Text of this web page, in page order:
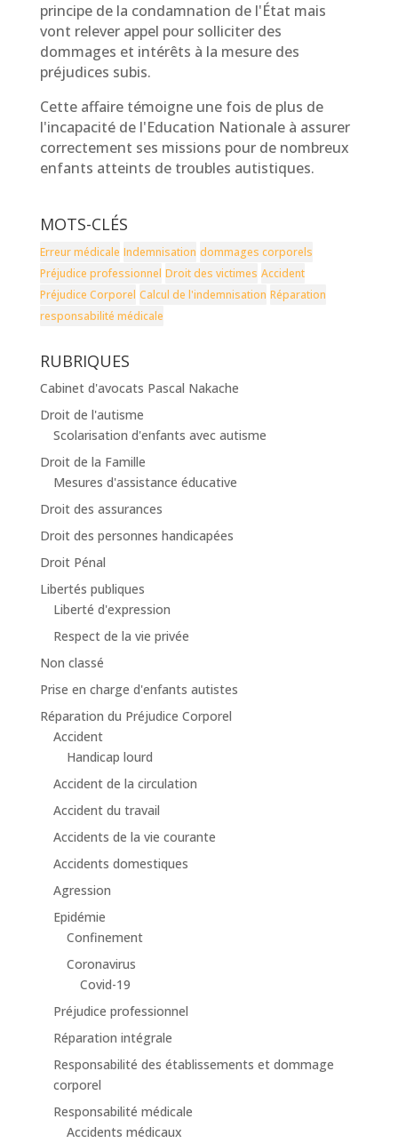
principe de la condamnation de l'État mais
vont relever appel pour solliciter des
dommages et intérêts à la mesure des
préjudices subis.
Cette affaire témoigne une fois de plus de
l'incapacité de l'Education Nationale à assurer
correctement ses missions pour de nombreux
enfants atteints de troubles autistiques.
MOTS-CLÉS
Erreur médicale Indemnisation dommages corporels
Préjudice professionnel Droit des victimes Accident
Préjudice Corporel Calcul de l'indemnisation Réparation
responsabilité médicale
RUBRIQUES
Cabinet d'avocats Pascal Nakache
Droit de l'autisme
Scolarisation d'enfants avec autisme
Droit de la Famille
Mesures d'assistance éducative
Droit des assurances
Droit des personnes handicapées
Droit Pénal
Libertés publiques
Liberté d'expression
Respect de la vie privée
Non classé
Prise en charge d'enfants autistes
Réparation du Préjudice Corporel
Accident
Handicap lourd
Accident de la circulation
Accident du travail
Accidents de la vie courante
Accidents domestiques
Agression
Epidémie
Confinement
Coronavirus
Covid-19
Préjudice professionnel
Réparation intégrale
Responsabilité des établissements et dommage
corporel
Responsabilité médicale
Accidents médicaux